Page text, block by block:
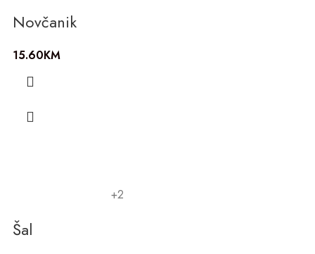
Novčanik
15.60KM
+2
Šal